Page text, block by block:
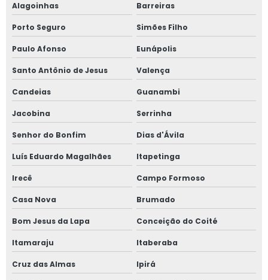
Serviço de inspeção de equipamentos
Serviço de inspeção de equipamentos preço
Serviço de inspeção de equipamentos valor
Alagoinhas Barreiras
Porto Seguro Simões Filho
Paulo Afonso Eunápolis
Santo Antônio de Jesus Valença
Candeias Guanambi
Jacobina Serrinha
Senhor do Bonfim Dias d'Ávila
Luís Eduardo Magalhães Itapetinga
Irecê Campo Formoso
Casa Nova Brumado
Bom Jesus da Lapa Conceição do Coité
Itamaraju Itaberaba
Cruz das Almas Ipirá